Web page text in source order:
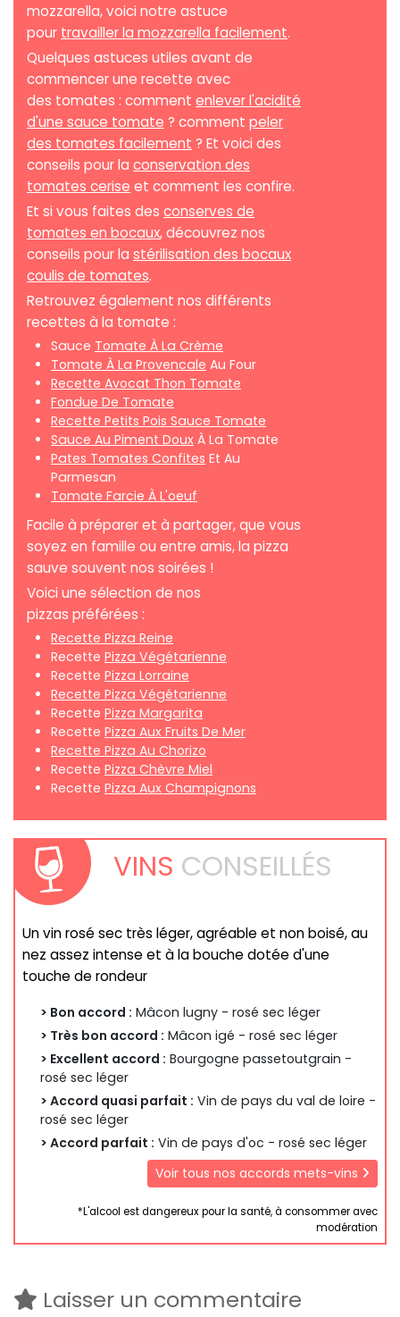
mozzarella, voici notre astuce
pour travailler la mozzarella facilement.
Quelques astuces utiles avant de
commencer une recette avec
des tomates : comment enlever l'acidité
d'une sauce tomate ? comment peler
des tomates facilement ? Et voici des
conseils pour la conservation des
tomates cerise et comment les confire.
Et si vous faites des conserves de
tomates en bocaux, découvrez nos
conseils pour la stérilisation des bocaux
coulis de tomates.
Retrouvez également nos différents
recettes à la tomate :
Sauce Tomate À La Crème
Tomate À La Provencale Au Four
Recette Avocat Thon Tomate
Fondue De Tomate
Recette Petits Pois Sauce Tomate
Sauce Au Piment Doux À La Tomate
Pates Tomates Confites Et Au
Parmesan
Tomate Farcie À L'oeuf
Facile à préparer et à partager, que vous
soyez en famille ou entre amis, la pizza
sauve souvent nos soirées !
Voici une sélection de nos
pizzas préférées :
Recette Pizza Reine
Recette Pizza Végétarienne
Recette Pizza Lorraine
Recette Pizza Végétarienne
Recette Pizza Margarita
Recette Pizza Aux Fruits De Mer
Recette Pizza Au Chorizo
Recette Pizza Chèvre Miel
Recette Pizza Aux Champignons
VINS CONSEILLÉS
Un vin rosé sec très léger, agréable et non boisé, au
nez assez intense et à la bouche dotée d'une
touche de rondeur
> Bon accord : Mâcon lugny - rosé sec léger
> Très bon accord : Mâcon igé - rosé sec léger
> Excellent accord : Bourgogne passetoutgrain -
rosé sec léger
> Accord quasi parfait : Vin de pays du val de loire -
rosé sec léger
> Accord parfait : Vin de pays d'oc - rosé sec léger
Voir tous nos accords mets-vins
*L'alcool est dangereux pour la santé, à consommer avec
modération
Laisser un commentaire